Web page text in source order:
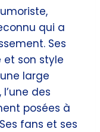
qui a
Ses
et son style
large
des
posées à
fans et ses